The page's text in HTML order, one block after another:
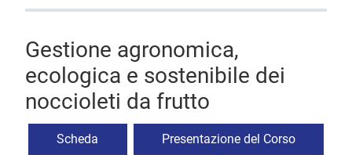
Gestione agronomica,
ecologica e sostenibile dei
noccioleti da frutto
Scheda Presentazione del Corso